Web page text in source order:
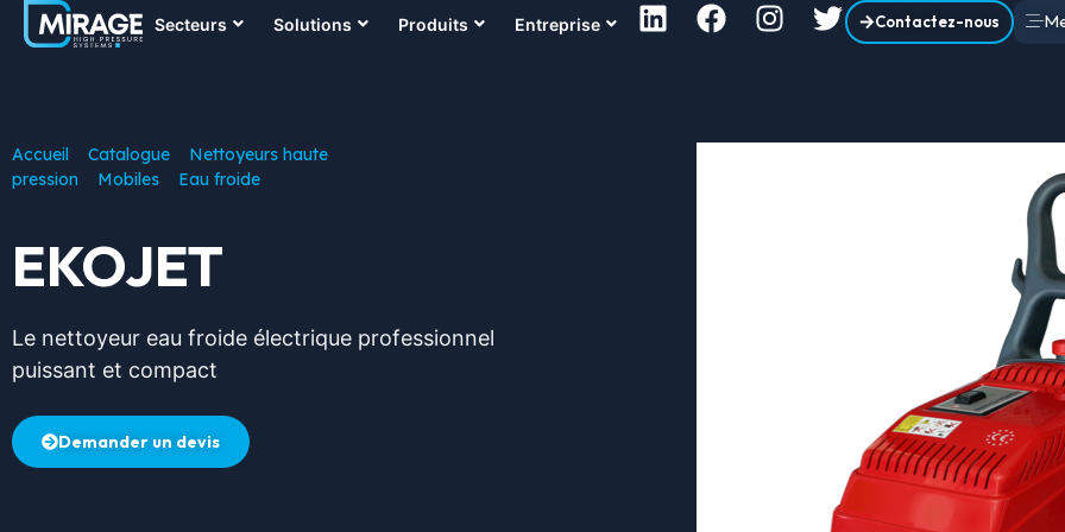
Secteurs Solutions Produits Entreprise Contactez-nous
Accueil Catalogue
Nettoyeurs haute
pression
Mobiles Eau froide
EKOJET
Le nettoyeur eau froide électrique professionnel
puissant et compact
Demander un devis